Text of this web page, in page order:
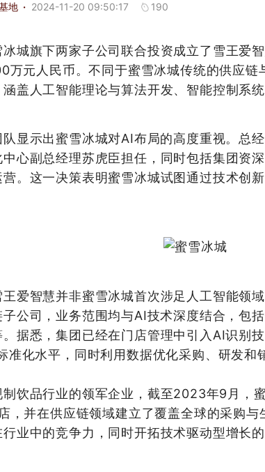
地 · 2024-11-20 09:50:17 190
城旗下两家子公司联合投资成立了雪王爱
万元人民币。不同于蜜雪冰城传统的供应链
盖人工智能理论与算法开发、智能控制系
显示出蜜雪冰城对AI布局的高度重视。总
心副总经理苏虎臣担任，同时包括集团资深
营。这一决策表明蜜雪冰城试图通过技术创
爱智慧并非蜜雪冰城首次涉足人工智能领
子公司，业务范围均与AI技术深度结合，包
。据悉，集团已经在门店管理中引入AI识别
准化水平，同时利用数据优化采购、研发和
制饮品行业的领军企业，截至2023年9月，
，并在供应链领域建立了覆盖全球的采购
行业中的竞争力，同时开拓技术驱动型增长